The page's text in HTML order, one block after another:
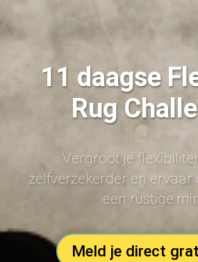
11 daagse
Rug
Vergroot je
zelfverzekerder en ervaar
een rustige
Meld je direct